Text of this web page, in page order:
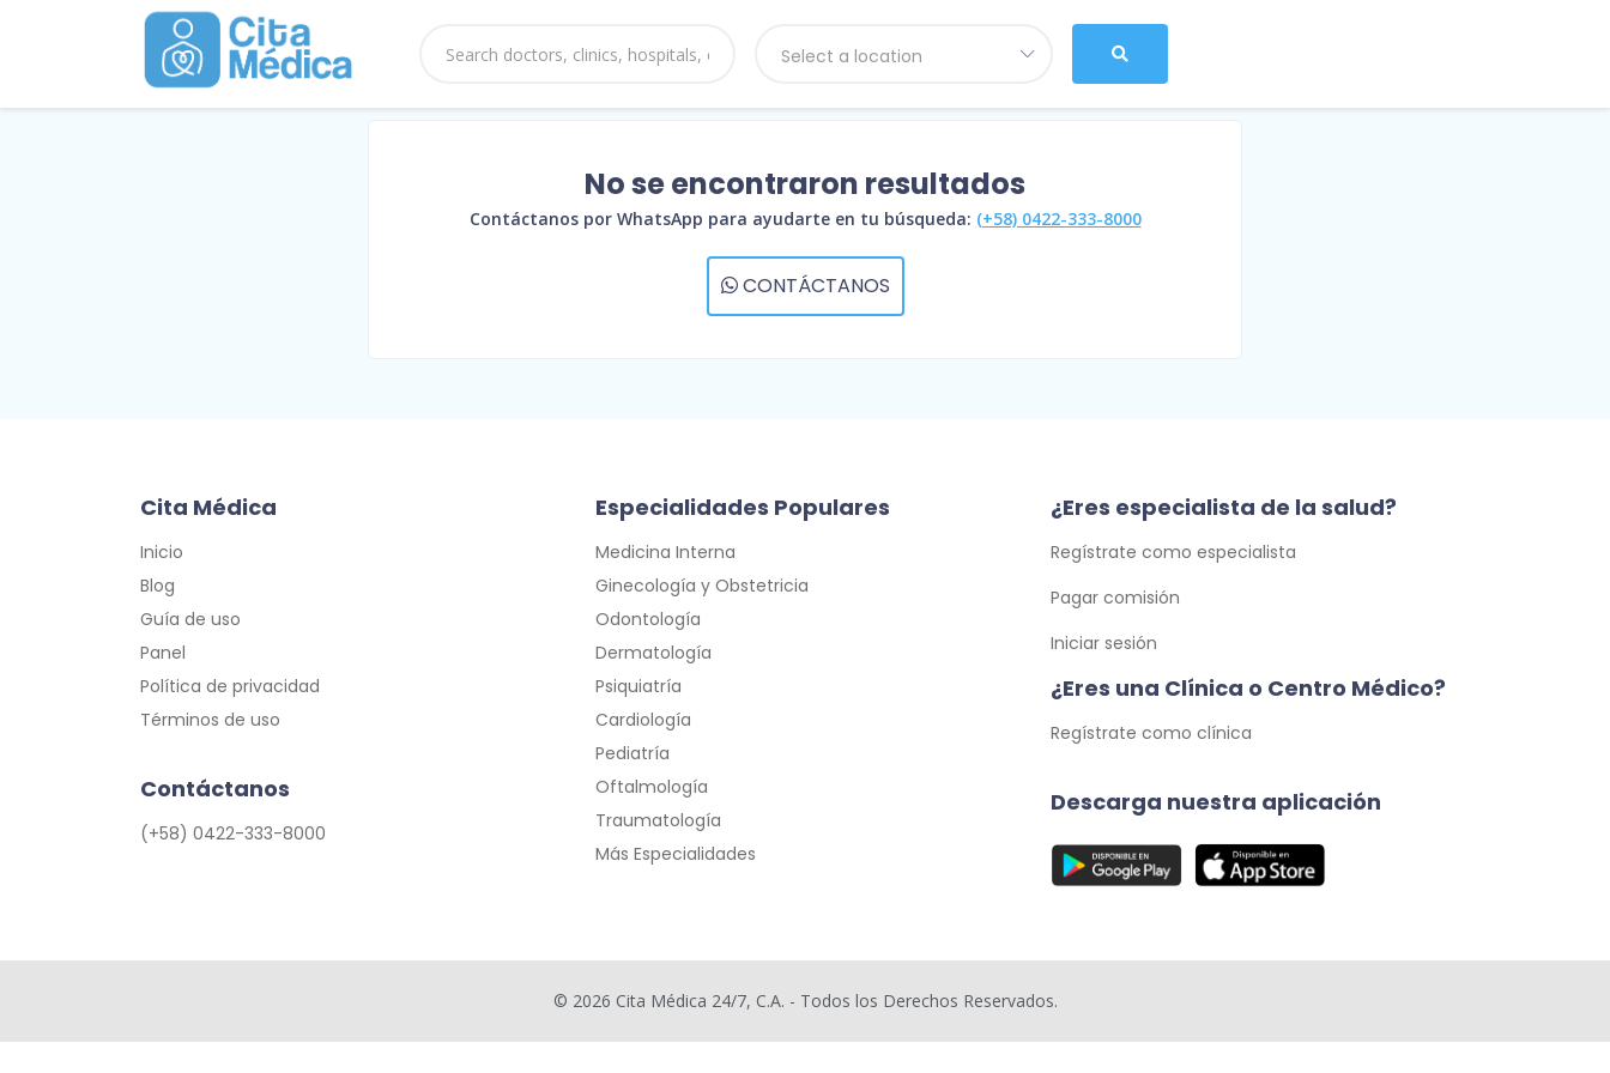
Select a location
No se encontraron resultados
Contáctanos por WhatsApp para ayudarte en tu búsqueda: (+58) 0422-333-8000
CONTÁCTANOS
Cita Médica
Inicio
Blog
Guía de uso
Panel
Política de privacidad
Términos de uso
Contáctanos
(+58) 0422-333-8000
Especialidades Populares
Medicina Interna
Ginecología y Obstetricia
Odontología
Dermatología
Psiquiatría
Cardiología
Pediatría
Oftalmología
Traumatología
Más Especialidades
¿Eres especialista de la salud?
Regístrate como especialista
Pagar comisión
Iniciar sesión
¿Eres una Clínica o Centro Médico?
Regístrate como clínica
Descarga nuestra aplicación
© 2026 Cita Médica 24/7, C.A. - Todos los Derechos Reservados.